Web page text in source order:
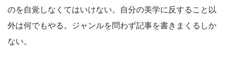
のを自覚しなくてはいけない。自分の美学に反すること以
外は何でもやる。ジャンルを問わず記事を書きまくるしか
ない。